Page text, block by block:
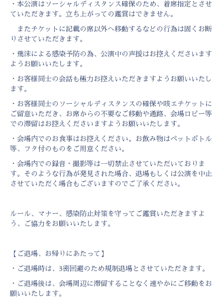
・本公演はソーシャルディスタンス確保のため、着席指定とさせ
ていただきます。立ち上がっての鑑賞はできません。
またチケットに記載の席以外へ移動するなどの行為は固くお断
りさせていただきます。
・飛沫による感染予防の為、公演中の声援はお控えくださいます
ようお願いいたします。
・お客様同士の会話も極力お控えいただきますようお願いいたし
ます。
・お客様同士のソーシャルディスタンスの確保や咳エチケットに
ご留意いただき、お席からの不要なご移動や通路、会場ロビー等
での滞留はお控えくださいますようお願いいたします。
・会場内でのお食事はお控えください。お飲み物はペットボトル
等、フタ付のものをご用意ください。
・会場内での録音・撮影等は一切禁止させていただいておりま
す。そのような行為が発見された場合、退場もしくは公演を中止
させていただく場合もございますのでご了承ください。
ルール、マナー、感染防止対策を守ってご鑑賞いただきますよ
う、ご協力をお願いいたします。
【ご退場、お帰りにあたって】
・ご退場時は、3密回避のため規制退場とさせていただきます。
・ご退場後は、会場周辺に滞留することなく速やかにご移動をお
願いいたします。